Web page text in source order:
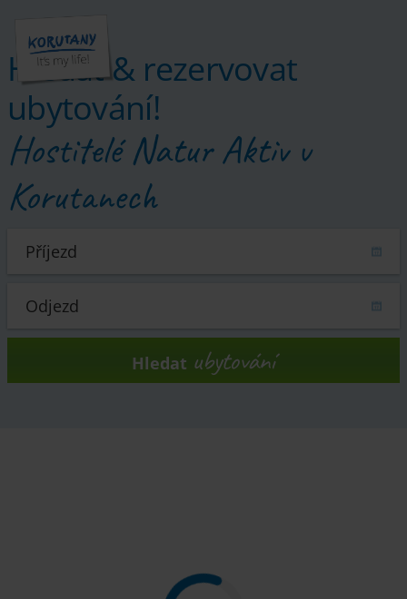
Hledat & rezervovat
ubytování!
Hostitelé Natur Aktiv v
Korutanech
Hledat ubytování